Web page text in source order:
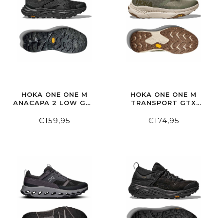
HOKA ONE ONE M
ANACAPA 2 LOW GTX
€159,95
HOKA ONE ONE M
TRANSPORT GTX
€174,95